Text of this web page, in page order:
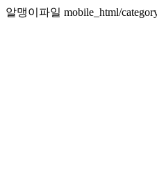
알맹이파일 mobile_html/